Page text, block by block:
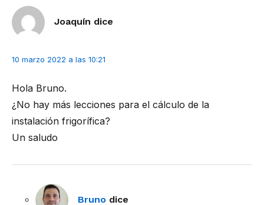
con
los
Joaquín dice
10 marzo 2022 a las 10:21
Hola Bruno.
¿No hay más lecciones para el cálculo de la
instalación frigorífica?
Un saludo
Bruno dice